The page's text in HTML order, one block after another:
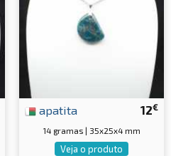
12€
apatita
14 gramas | 35x25x4 mm
Veja o produto